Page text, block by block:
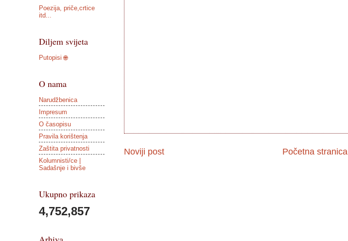
Noviji post Početna stranica
Poezija, priče,crtice
itd...
Diljem svijeta
Putopisi 🌐
O nama
Narudžbenica
Impresum
O časopisu
Pravila korištenja
Zaštita privatnosti
Kolumnisti/ce |
Sadašnje i bivše
Ukupno prikaza
4,752,857